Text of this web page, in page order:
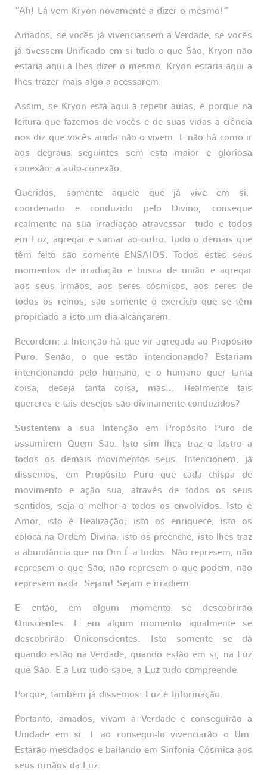
“Ah! Lá vem Kryon novamente a dizer o mesmo!”
Amados, se vocês já vivenciassem a Verdade, se vocês
já tivessem Unificado em si tudo o que São, Kryon não
estaria aqui a lhes dizer o mesmo, Kryon estaria aqui a
lhes trazer mais algo a acessarem.
Assim, se Kryon está aqui a repetir aulas, é porque na
leitura que fazemos de vocês e de suas vidas a ciência
nos diz que vocês ainda não o vivem. E não há como ir
aos degraus seguintes sem esta maior e gloriosa
conexão: a auto-conexão.
Queridos, somente aquele que já vive em si,
coordenado e conduzido pelo Divino, consegue
realmente na sua irradiação atravessar tudo e todos
em Luz, agregar e somar ao outro. Tudo o demais que
têm feito são somente ENSAIOS. Todos estes seus
momentos de irradiação e busca de união e agregar
aos seus irmãos, aos seres cósmicos, aos seres de
todos os reinos, são somente o exercício que se têm
propiciado a isto um dia alcançarem.
Recordem: a Intenção há que vir agregada ao Propósito
Puro. Senão, o que estão intencionando? Estariam
intencionando pelo humano, e o humano quer tanta
coisa, deseja tanta coisa, mas... Realmente tais
quereres e tais desejos são divinamente conduzidos?
Sustentem a sua Intenção em Propósito Puro de
assumirem Quem São. Isto sim lhes traz o lastro a
todos os demais movimentos seus. Intencionem, já
dissemos, em Propósito Puro que cada chispa de
movimento e ação sua, através de todos os seus
sentidos, seja o melhor a todos os envolvidos. Isto é
Amor, isto é Realização; isto os enriquece, isto os
coloca na Ordem Divina, isto os preenche, isto lhes traz
a abundância que no Om É a todos. Não represem, não
represem o que São, não represem o que podem, não
represem nada. Sejam! Sejam e irradiem.
E então, em algum momento se descobrirão
Oniscientes. E em algum momento igualmente se
descobrirão Oniconscientes. Isto somente se dá
quando estão na Verdade, quando estão em si, na Luz
que São. E a Luz tudo sabe, a Luz tudo compreende.
Porque, também já dissemos: Luz é Informação.
Portanto, amados, vivam a Verdade e conseguirão a
Unidade em si. E ao consegui-lo vivenciarão o Um.
Estarão mesclados e bailando em Sinfonia Cósmica aos
seus irmãos da Luz.